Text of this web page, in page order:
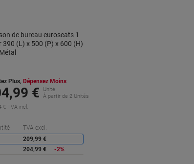
de bureau euroseats 1
390 (L) x 500 (P) x 600 (H)
Plus, Dépensez Moins
€
Unité
À partir de 2 Unités
€ TVA incl.
TVA excl.
209,99 €
204,99 € -2%